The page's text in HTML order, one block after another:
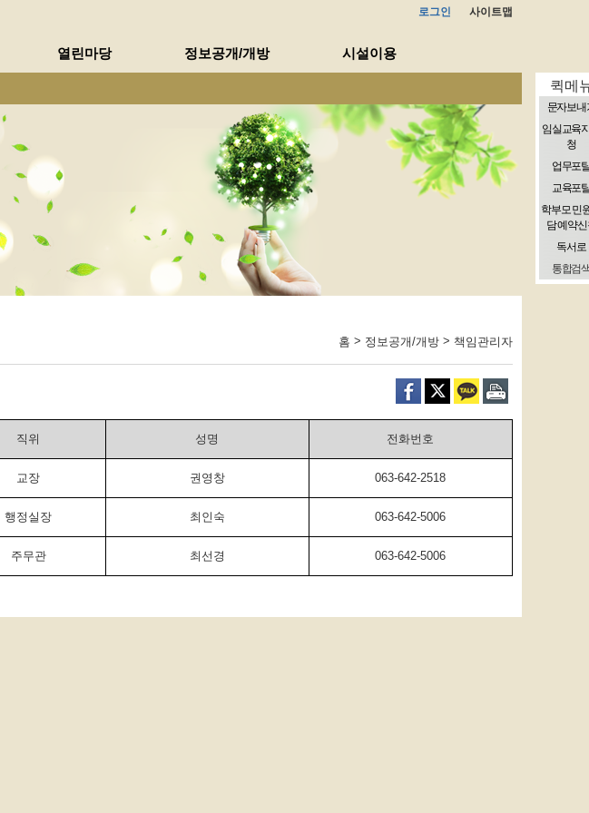
로그인 사이트맵
열린마당 정보공개/개방 시설이용
퀵메
문자보내
임실교육
청
업무포
교육포
학부모 민
담 예약
독서로
통합검
홈 > 정보공개/개방> 책임관리자
직위 성명 전화번호
교장 권영창 063-642-2518
행정실장 최인숙 063-642-5006
주무관 최선경 063-642-5006